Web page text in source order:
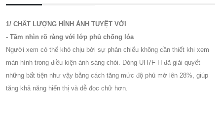
1/ CHẤT LƯỢNG HÌNH ẢNH TUYỆT VỜI
- Tầm nhìn rõ ràng với lớp phủ chống lóa
Người xem có thể khó chịu bởi sự phản chiếu không cần thiết khi xem
màn hình trong điều kiện ánh sáng chói. Dòng UH7F-H đã giải quyết
những bất tiện như vậy bằng cách tăng mức độ phủ mờ lên 28%, giúp
tăng khả năng hiển thị và dễ đọc chữ hơn.